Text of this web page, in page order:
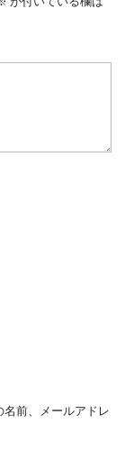
前、メールアドレ